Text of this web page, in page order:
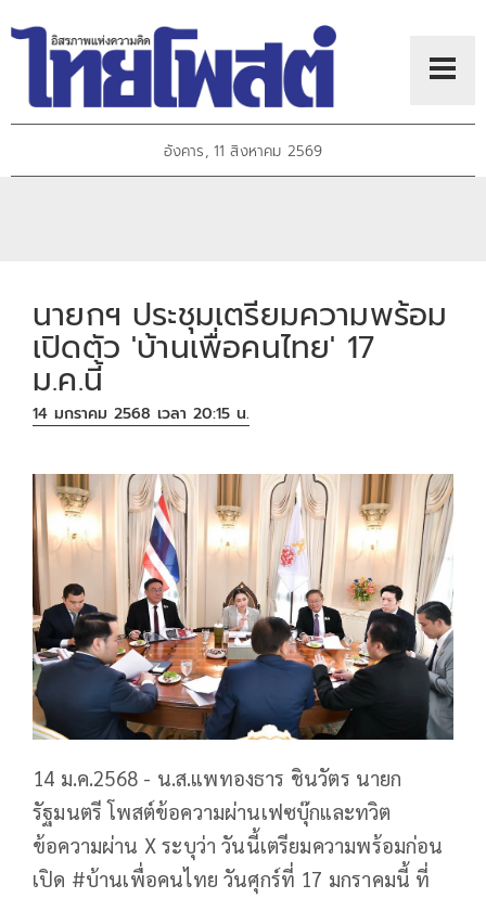
อังคาร, 11 สิงหาคม 2569
นายกฯ ประชุมเตรียมความพร้อม
เปิดตัว 'บ้านเพื่อคนไทย' 17
ม.ค.นี้
14 มกราคม 2568 เวลา 20:15 น.
14 ม.ค.2568 - น.ส.แพทองธาร ชินวัตร นายก
รัฐมนตรี โพสต์ข้อความผ่านเฟซบุ๊กและทวิต
ข้อความผ่าน X ระบุว่า วันนี้เตรียมความพร้อมก่อน
เปิด #บ้านเพื่อคนไทย วันศุกร์ที่ 17 มกราคมนี้ ที่